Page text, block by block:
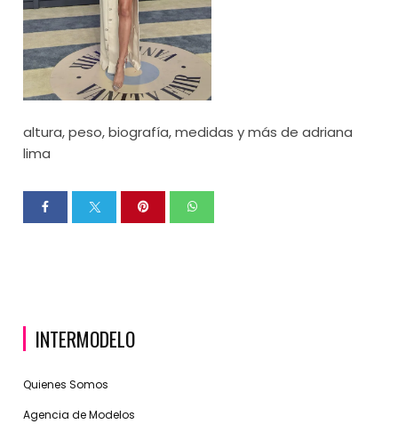
altura, peso, biografía, medidas y más de adriana
lima
INTERMODELO
Quienes Somos
Agencia de Modelos